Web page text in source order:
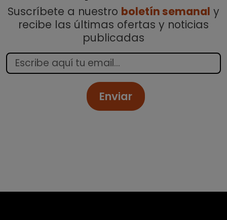
Suscríbete a nuestro boletín semanal y
recibe las últimas ofertas y noticias
publicadas
Enviar